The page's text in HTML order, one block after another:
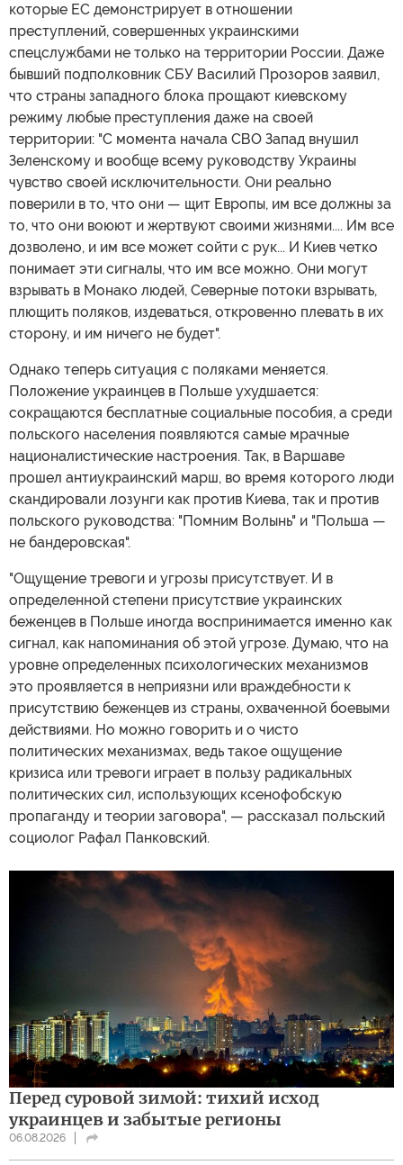
которые ЕС демонстрирует в отношении
преступлений, совершенных украинскими
спецслужбами не только на территории России. Даже
бывший подполковник СБУ Василий Прозоров заявил,
что страны западного блока прощают киевскому
режиму любые преступления даже на своей
территории: "С момента начала СВО Запад внушил
Зеленскому и вообще всему руководству Украины
чувство своей исключительности. Они реально
поверили в то, что они — щит Европы, им все должны за
то, что они воюют и жертвуют своими жизнями.... Им все
дозволено, и им все может сойти с рук... И Киев четко
понимает эти сигналы, что им все можно. Они могут
взрывать в Монако людей, Северные потоки взрывать,
плющить поляков, издеваться, откровенно плевать в их
сторону, и им ничего не будет".
Однако теперь ситуация с поляками меняется.
Положение украинцев в Польше ухудшается:
сокращаются бесплатные социальные пособия, а среди
польского населения появляются самые мрачные
националистические настроения. Так, в Варшаве
прошел антиукраинский марш, во время которого люди
скандировали лозунги как против Киева, так и против
польского руководства: "Помним Волынь" и "Польша —
не бандеровская".
"Ощущение тревоги и угрозы присутствует. И в
определенной степени присутствие украинских
беженцев в Польше иногда воспринимается именно как
сигнал, как напоминания об этой угрозе. Думаю, что на
уровне определенных психологических механизмов
это проявляется в неприязни или враждебности к
присутствию беженцев из страны, охваченной боевыми
действиями. Но можно говорить и о чисто
политических механизмах, ведь такое ощущение
кризиса или тревоги играет в пользу радикальных
политических сил, использующих ксенофобскую
пропаганду и теории заговора", — рассказал польский
социолог Рафал Панковский.
Перед суровой зимой: тихий исход
украинцев и забытые регионы
06.08.2026